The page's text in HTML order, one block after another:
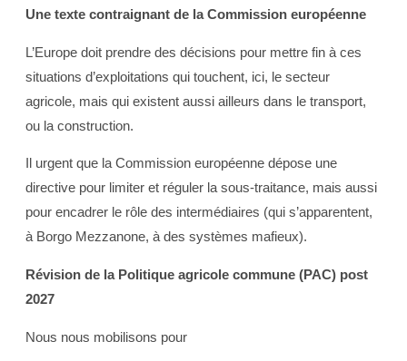
Une texte contraignant de la Commission européenne
L’Europe doit prendre des décisions pour mettre fin à ces
situations d’exploitations qui touchent, ici, le secteur
agricole, mais qui existent aussi ailleurs dans le transport,
ou la construction.
Il urgent que la Commission européenne dépose une
directive pour limiter et réguler la sous-traitance, mais aussi
pour encadrer le rôle des intermédiaires (qui s’apparentent,
à Borgo Mezzanone, à des systèmes mafieux).
Révision de la Politique agricole commune (PAC) post
2027
Nous nous mobilisons pour